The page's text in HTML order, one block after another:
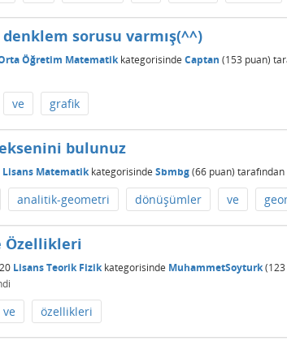
sorusu varmış(^^)
Öğretim Matematikkategorisinde Captan (153 puan)
ve grafik
bulunuz
Lisans Matematikkategorisinde Sbmbg(66 puan) tarafından
analitik-geometri dönüşümler ve
Özellikleri
Lisans Teorik Fizikkategorisinde MuhammetSoyturk(123
ve özellikleri